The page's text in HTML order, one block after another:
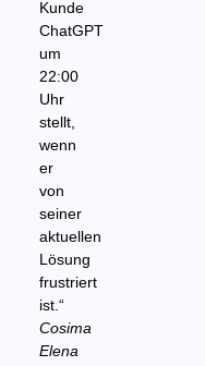
Kunde
ChatGPT
um
22:00
Uhr
stellt,
wenn
er
von
seiner
aktuellen
Lösung
frustriert
ist.“
Cosima
Elena